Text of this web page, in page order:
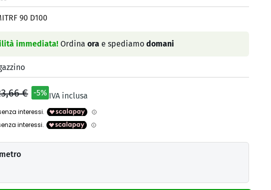
90 D100
immediata! Ordina ora e spediamo domani
€ -5% IVA inclusa